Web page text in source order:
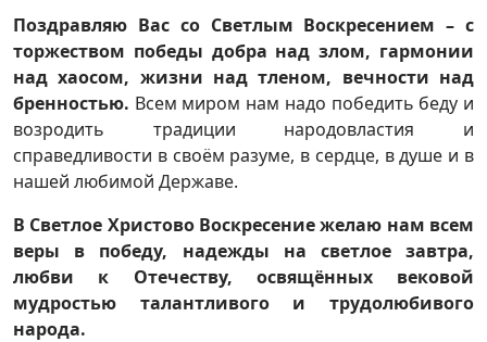
Поздравляю Вас со Светлым Воскресением – с
торжеством победы добра над злом, гармонии
над хаосом, жизни над тленом, вечности над
бренностью. Всем миром нам надо победить беду и
возродить традиции народовластия и
справедливости в своём разуме, в сердце, в душе и в
нашей любимой Державе.
В Светлое Христово Воскресение желаю нам всем
веры в победу, надежды на светлое завтра,
любви к Отечеству, освящённых вековой
мудростью талантливого и трудолюбивого
народа.